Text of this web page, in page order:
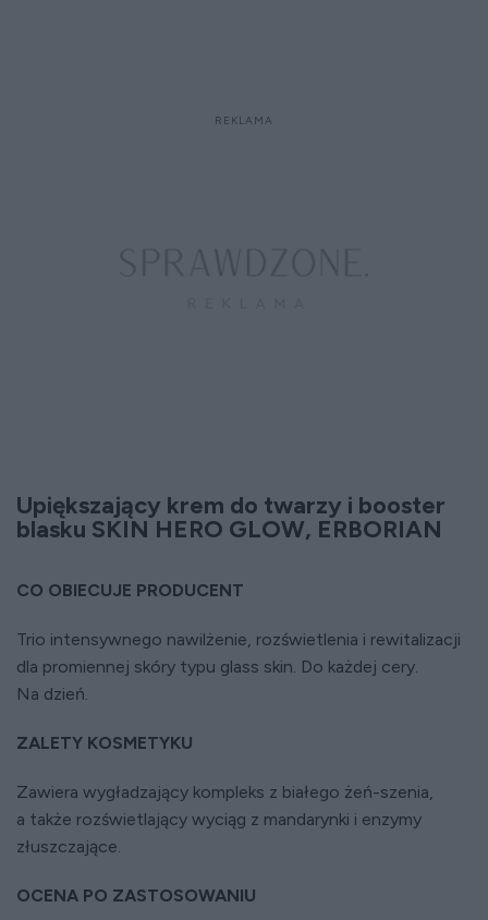
Upiększający krem do twarzy i booster
blasku SKIN HERO GLOW, ERBORIAN
CO OBIECUJE PRODUCENT
Trio intensywnego nawilżenie, rozświetlenia i rewitalizacji
dla promiennej skóry typu glass skin. Do każdej cery.
Na dzień.
ZALETY KOSMETYKU
Zawiera wygładzający kompleks z białego żeń-szenia,
a także rozświetlający wyciąg z mandarynki i enzymy
złuszczające.
OCENA PO ZASTOSOWANIU